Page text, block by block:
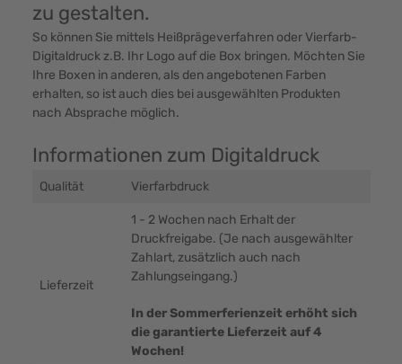
zu gestalten.
So können Sie mittels Heißprägeverfahren oder Vierfarb-
Digitaldruck z.B. Ihr Logo auf die Box bringen. Möchten Sie
Ihre Boxen in anderen, als den angebotenen Farben
erhalten, so ist auch dies bei ausgewählten Produkten
nach Absprache möglich.
Informationen zum Digitaldruck
Qualität Vierfarbdruck
Lieferzeit
1 - 2 Wochen nach Erhalt der
Druckfreigabe. (Je nach ausgewählter
Zahlart, zusätzlich auch nach
Zahlungseingang.)
In der Sommerferienzeit erhöht sich
die garantierte Lieferzeit auf 4
Wochen!